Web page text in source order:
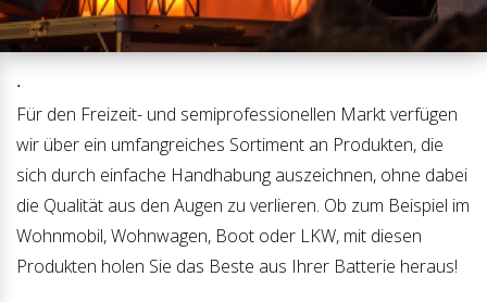
.
Für den Freizeit- und semiprofessionellen Markt verfügen
wir über ein umfangreiches Sortiment an Produkten, die
sich durch einfache Handhabung auszeichnen, ohne dabei
die Qualität aus den Augen zu verlieren. Ob zum Beispiel im
Wohnmobil, Wohnwagen, Boot oder LKW, mit diesen
Produkten holen Sie das Beste aus Ihrer Batterie heraus!